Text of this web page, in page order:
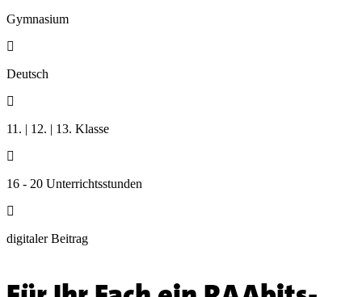
Gymnasium

Deutsch

11. | 12. | 13. Klasse

16 - 20 Unterrichtsstunden

digitaler Beitrag